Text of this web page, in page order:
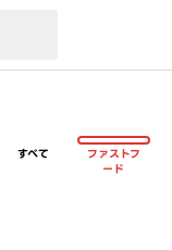
すべて
ファストフ
ード